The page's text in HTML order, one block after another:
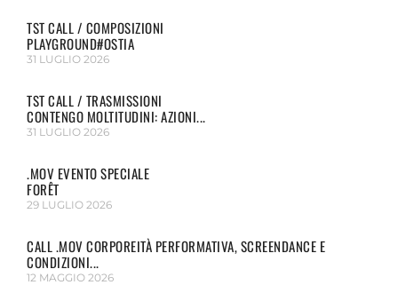
TST CALL / COMPOSIZIONI
PLAYGROUND#OSTIA
31 LUGLIO 2026
TST CALL / TRASMISSIONI
CONTENGO MOLTITUDINI: AZIONI...
31 LUGLIO 2026
.MOV EVENTO SPECIALE
FORÊT
29 LUGLIO 2026
CALL .MOV CORPOREITÀ PERFORMATIVA, SCREENDANCE E
CONDIZIONI...
12 MAGGIO 2026